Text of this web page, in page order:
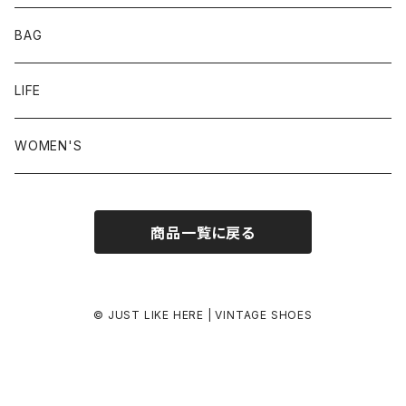
24.0-24.5 cm
24.5-25.0 cm
25.0-25.5 cm
26.0-26.5 cm
26.5-27.0 cm
BAG
LIFE
WOMEN'S
商品一覧に戻る
© JUST LIKE HERE | VINTAGE SHOES